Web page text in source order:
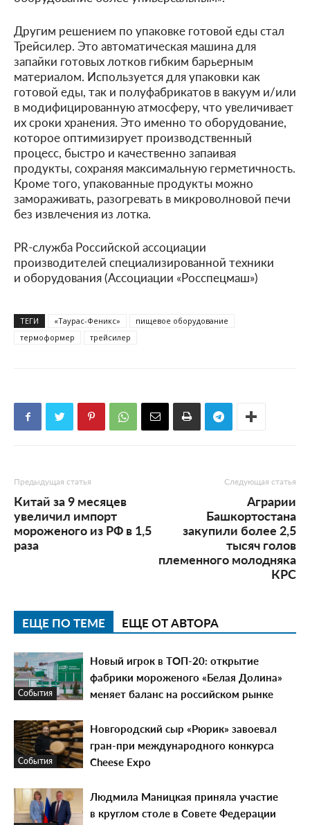
Другим решением по упаковке готовой еды стал
Трейсилер. Это автоматическая машина для
запайки готовых лотков гибким барьерным
материалом. Используется для упаковки как
готовой еды, так и полуфабрикатов в вакуум и/или
в модифицированную атмосферу, что увеличивает
их сроки хранения. Это именно то оборудование,
которое оптимизирует производственный
процесс, быстро и качественно запаивая
продукты, сохраняя максимальную герметичность.
Кроме того, упакованные продукты можно
замораживать, разогревать в микроволновой печи
без извлечения из лотка.
PR-служба Российской ассоциации
производителей специализированной техники
и оборудования (Ассоциации «Росспецмаш»)
ТЕГИ «Таурас-Феникс»
пищевое оборудование
термоформер
трейсилер
Предыдущая статья
Китай за 9 месяцев
увеличил импорт
мороженого из РФ в 1,5
раза
Следующая статья
Аграрии
Башкортостана
закупили более 2,5
тысяч голов
племенного молодняка
КРС
ЕЩЕ ПО ТЕМЕ ЕЩЕ ОТ АВТОРА
События
Новый игрок в ТОП-20: открытие
фабрики мороженого «Белая Долина»
меняет баланс на российском рынке
События
Новгородский сыр «Рюрик» завоевал
гран-при международного конкурса
Cheese Expo
Людмила Маницкая приняла участие
в круглом столе в Совете Федерации